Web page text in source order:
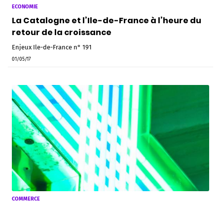
ECONOMIE
La Catalogne et l’Ile-de-France à l’heure du
retour de la croissance
Enjeux Ile-de-France n° 191
01/05/17
COMMERCE